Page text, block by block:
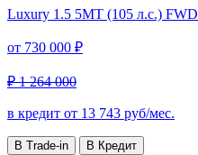
Luxury 1.5 5MT (105 л.с.) FWD
от 730 000 ₽
₽ 1 264 000
в кредит от 13 743 руб/мес.
В Trade-in В Кредит